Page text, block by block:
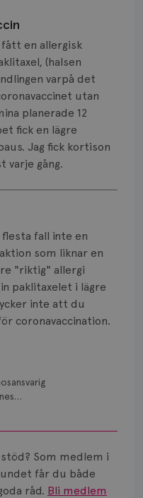
en allergisk
(halsen
varpå det
utan
planerade 12
fick en lägre
Jag fick kortison
varje gång.
fall inte en
som liknar en
"riktig" allergi
paklitaxelet i lägre
inte att du
coronavaccination.
Som medlem i
får du både
råd. Bli medlem